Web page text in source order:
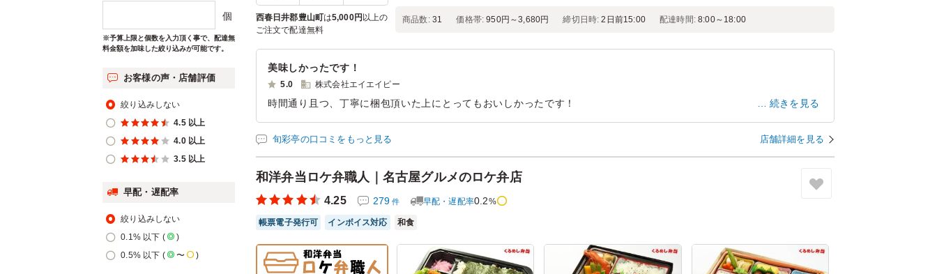
西春日井郡豊山町は5,000円 以上の
ご注文で配達無料
商品数: 31 価格帯: 950円～3,680円 締切日時: 2日前15:00 配達時間: 8:00～18:00
美味しかったです！
5.0 株式会社エイエイピー
時間通り且つ、丁寧に梱包頂いた上にとってもおいしかったです！
ご利用シーン：ロケ・撮影›スタジオ撮影
参加者の年齢： 20代～30代 男女比： 愛知県名古屋市千種区今池2026/07/28
続きを見る
旬彩亭の口コミをもっと見る 店舗詳細を見る
和洋弁当ロケ弁職人｜名古屋グルメのロケ弁店
4.25 279 件 早配・遅配率0.2%
帳票電子発行可 インボイス対応 和食
個
※予算上限と個数を入力頂く事で、配達無
料金額を加味した絞り込みが可能です。
お客様の声・店舗評価
絞り込みしない
4.5 以上
4.0 以上
3.5 以上
早配・遅配率
絞り込みしない
0.1% 以下 (
)
0.5% 以下 (
〜 )